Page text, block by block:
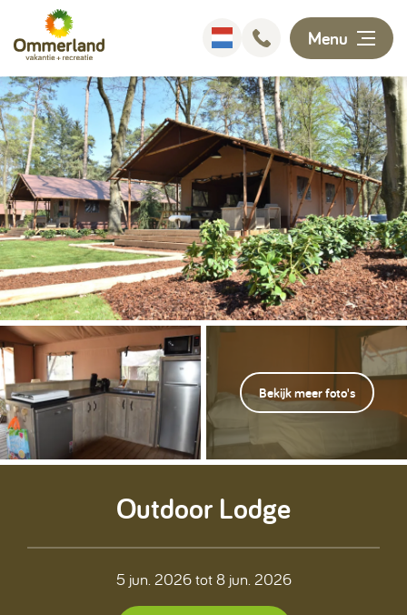
Menu
Overnachten
Faciliteiten
Animatie
Omgeving
Ontdekken
Informatie
Kamperen
Bekijk meer foto's
Outdoor Lodge
5 jun. 2026tot8 jun. 2026